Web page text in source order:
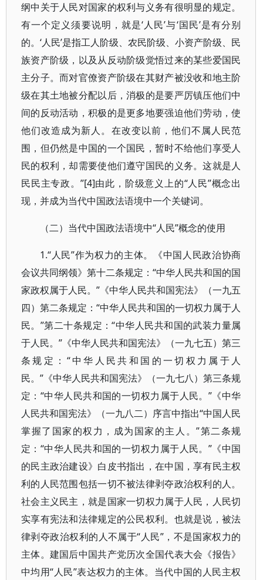
纲中关于人民对国家的权利与义务有很明显的规定。
有一个定义须要说明，就是‘人民’与‘国民’是有分别
的。‘人民’是指工人阶级、农民阶级、小资产阶级、民
族资产阶级，以及从反动阶级觉悟过来的某些爱国民
主分子。而对官僚资产阶级在其财产被没收和地主阶
级在其土地被分配以后，消极的是要严厉镇压他们中
间的反动活动，积极的是更多地要强迫他们劳动，使
他们改造成为新人。在改变以前，他们不属人民范
围，但仍然是中国的一个国民，暂时不给他们享受人
民的权利，却需要使他们遵守国民的义务。这就是人
民民主专政。”[4]由此，阶级意义上的“人民”概念出
现，并成为当代中国政法语境中一个关键词。
（二）当代中国政法语境中“人民”概念的使用
1.“人民”作为权力的主体。《中国人民政治协商
会议共同纲领》第十二条规定：“中华人民共和国的国
家政权属于人民。”《中华人民共和国宪法》（一九五
四）第二条规定：“中华人民共和国的一切权力属于人
民。”第二十条规定：“中华人民共和国的武装力量属
于人民。”《中华人民共和国宪法》（一九七五）第三
条规定：“中华人民共和国的一切权力属于人
民。”《中华人民共和国宪法》（一九七八）第三条规
定：“中华人民共和国的一切权力属于人民。”《中华
人民共和国宪法》（一九八二）序言中指出“中国人民
掌握了国家的权力，成为国家的主人。”第二条规
定：“中华人民共和国的一切权力属于人民。”《中国
的民主政治建设》白皮书指出，在中国，享有民主权
利的人民范围包括一切不被法律剥夺政治权利的人。
社会主义民主，就是国家一切权力属于人民，人民切
实享有宪法和法律规定的公民权利。也就是说，被法
律剥夺政治权利的人不属于“人民”，不是国家权力的
主体。建国后中国共产党历次全国代表大会《报告》
中均用“人民”表达权力的主体。当代中国的人民主权